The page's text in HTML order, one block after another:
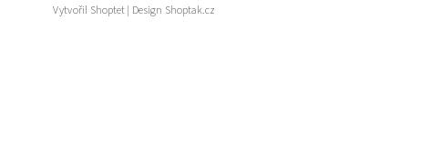
Vytvořil Shoptet| Design Shoptak.cz